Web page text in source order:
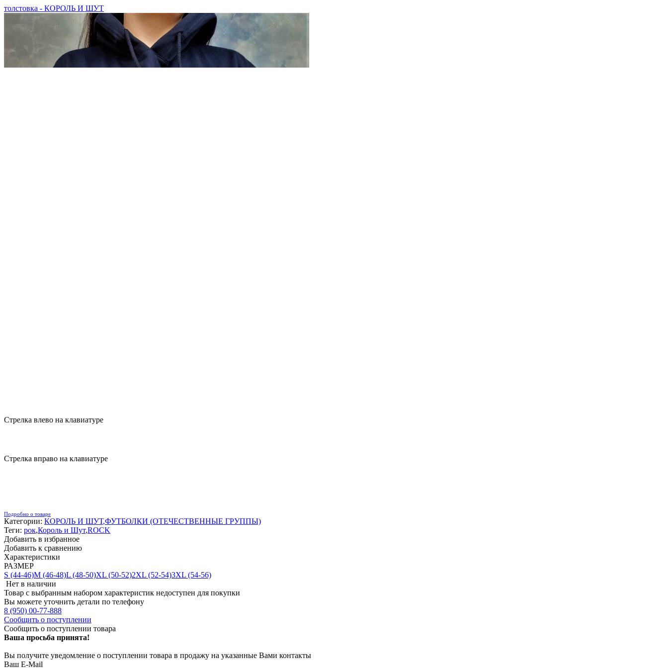
толстовка - КОРОЛЬ И ШУТ
Стрелка влево на клавиатуре
Стрелка вправо на клавиатуре
Подробно о товаре
Категории: КОРОЛЬ И ШУТ,ФУТБОЛКИ (ОТЕЧЕСТВЕННЫЕ ГРУППЫ)
Теги: рок,Король и Шут,ROCK
Добавить в избранное
Добавить к сравнению
Характеристики
РАЗМЕР
S (44-46)M (46-48)L (48-50)XL (50-52)2XL (52-54)3XL (54-56)
Нет в наличии
Товар с выбранным набором характеристик недоступен для покупки
Вы можете уточнить детали по телефону
8 (950) 00-77-888
Сообщить о поступлении
Сообщить о поступлении товара
Ваша просьба принята!
Вы получите уведомление о поступлении товара в продажу на указанные Вами контакты
Ваш E-Mail